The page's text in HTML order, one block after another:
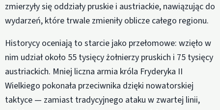
zmierzyły się oddziały pruskie i austriackie, nawiązując do
wydarzeń, które trwale zmieniły oblicze całego regionu.
Historycy oceniają to starcie jako przełomowe: wzięło w
nim udział około 55 tysięcy żołnierzy pruskich i 75 tysięcy
austriackich. Mniej liczna armia króla Fryderyka II
Wielkiego pokonała przeciwnika dzięki nowatorskiej
taktyce — zamiast tradycyjnego ataku w zwartej linii,